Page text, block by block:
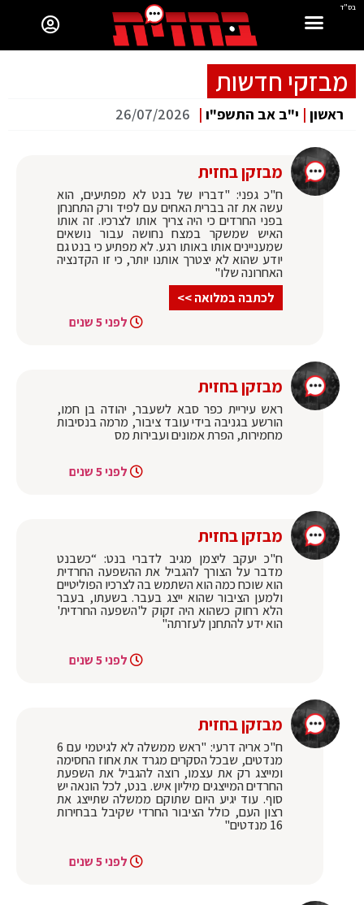
בס"ד
מבזקי חדשות
ראשון | י"ב אב התשפ"ו |
26/07/2026
מבזקן בחזית
ח"כ גפני: "דבריו של בנט לא מפתיעים, הוא
עשה את זה בברית האחים עם לפיד ורק התחנחן
בפני החרדים כי היה צריך אותו לצרכיו. זה אותו
האיש שמשקר במצח נחושה עבור נושאים
שמעניינים אותו באותו רגע. לא מפתיע כי בנט גם
יודע שהוא לא יצטרך אותנו יותר, כי זו הקדנציה
האחרונה שלו"
לכתבה במלואה >>
לפני 5 שנים
מבזקן בחזית
ראש עיריית כפר סבא לשעבר, יהודה בן חמו,
הורשע בגניבה בידי עובד ציבור, מרמה בנסיבות
מחמירות, הפרת אמונים ועבירות מס
לפני 5 שנים
מבזקן בחזית
ח"כ יעקב ליצמן מגיב לדברי בנט: “כשבנט
מדבר על הצורך להגביל את ההשפעה החרדית
הוא שוכח כמה הוא השתמש בה לצרכיו הפוליטיים
ולמען הציבור שהוא ייצג בעבר. בשעתו, בעבר
הלא רחוק כשהוא היה זקוק ל'השפעה החרדית'
הוא ידע להתחנן לעזרתה"
לפני 5 שנים
מבזקן בחזית
ח"כ אריה דרעי: ‏"ראש ממשלה לא לגיטמי עם 6
מנדטים, שבכל הסקרים מגרד את אחוז החסימה
ומייצג רק את עצמו, רוצה להגביל את השפעת
החרדים המייצגים מיליון איש. בנט, לכל הונאה יש
סוף. עוד יגיע היום שתוקם ממשלה שתייצג את
רצון העם, כולל הציבור החרדי שקיבל בבחירות
16 מנדטים"
לפני 5 שנים